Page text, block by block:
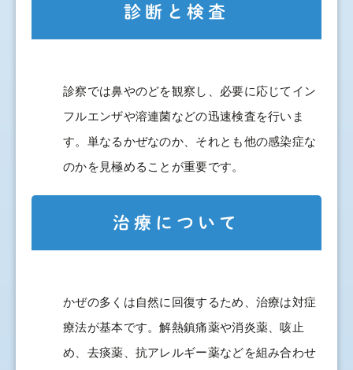
診断と検査
診察では鼻やのどを観察し、必要に応じてイン
フルエンザや溶連菌などの迅速検査を行いま
す。単なるかぜなのか、それとも他の感染症な
のかを見極めることが重要です。
治療について
かぜの多くは自然に回復するため、治療は対症
療法が基本です。解熱鎮痛薬や消炎薬、咳止
め、去痰薬、抗アレルギー薬などを組み合わせ